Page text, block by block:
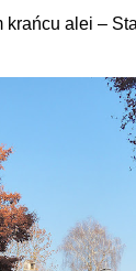
krańcu alei –